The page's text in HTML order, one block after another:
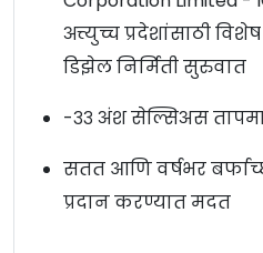
अत्त्युच्च प्रदेशांसाठी
डिझेल निर्मिती सुरुवात
-३३ अंश सेल्सिअस
सतत आणि वर्षभर
प्रदान करण्यात मदत